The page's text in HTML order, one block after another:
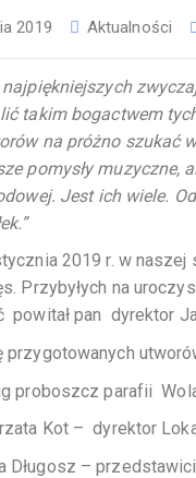
2019 Aktualności
takim bogactwem
na próżno szukać
pomysły muzyczne,
Jest ich wiele.
2019 r. w
Przybyłych na
powitał pan dyrektor
przygotowanych
proboszcz parafii
Kot – dyrektor
Długosz –